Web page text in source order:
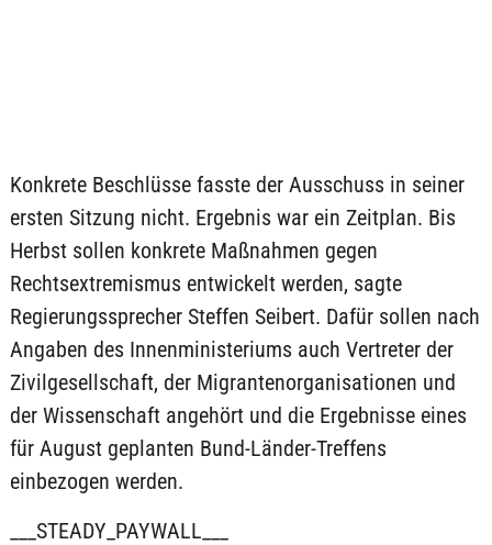
Konkrete Beschlüsse fasste der Ausschuss in seiner
ersten Sitzung nicht. Ergebnis war ein Zeitplan. Bis
Herbst sollen konkrete Maßnahmen gegen
Rechtsextremismus entwickelt werden, sagte
Regierungssprecher Steffen Seibert. Dafür sollen nach
Angaben des Innenministeriums auch Vertreter der
Zivilgesellschaft, der Migrantenorganisationen und
der Wissenschaft angehört und die Ergebnisse eines
für August geplanten Bund-Länder-Treffens
einbezogen werden.
___STEADY_PAYWALL___